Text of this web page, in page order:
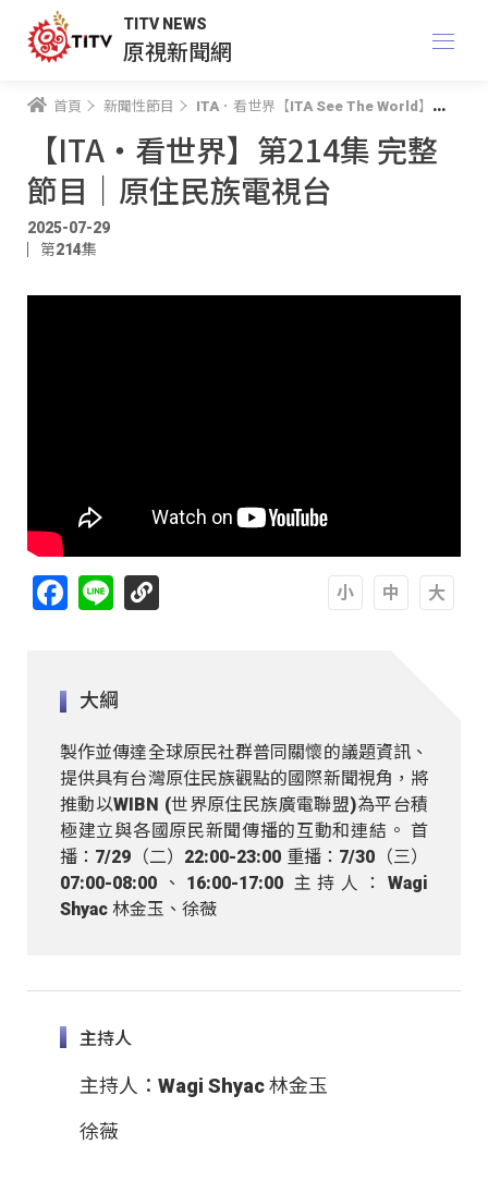
TITV NEWS
原視新聞網
首頁 新聞性節目 ITA．看世界【ITA See The World】
【ITA・看世界】第214集 完整
節目｜原住民族電視台
2025-07-29
第214集
Facebook
Line
大綱
製作並傳達全球原民社群普同關懷的議題資訊、
提供具有台灣原住民族觀點的國際新聞視角，將
推動以WIBN (世界原住民族廣電聯盟)為平台積
極建立與各國原民新聞傳播的互動和連結。 首
播：7/29（二）22:00-23:00 重播：7/30（三）
07:00-08:00、16:00-17:00 主持人：Wagi
Shyac 林金玉、徐薇
主持人
主持人：Wagi Shyac 林金玉
徐薇